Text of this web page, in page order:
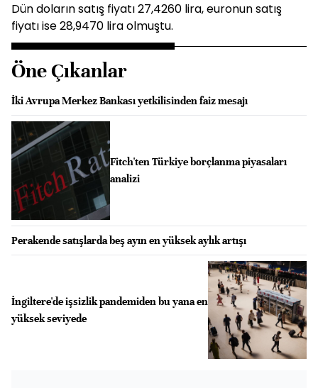
Dün doların satış fiyatı 27,4260 lira, euronun satış
fiyatı ise 28,9470 lira olmuştu.
Öne Çıkanlar
İki Avrupa Merkez Bankası yetkilisinden faiz mesajı
Fitch'ten Türkiye borçlanma piyasaları
analizi
Perakende satışlarda beş ayın en yüksek aylık artışı
İngiltere'de işsizlik pandemiden bu yana en
yüksek seviyede